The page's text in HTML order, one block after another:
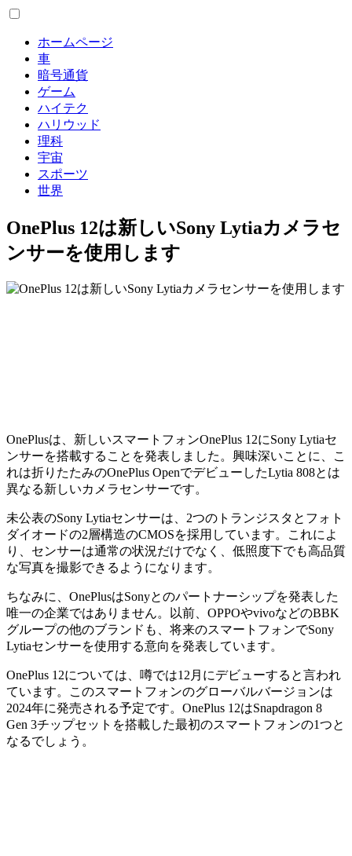
ホームページ
車
暗号通貨
ゲーム
ハイテク
ハリウッド
理科
宇宙
スポーツ
世界
OnePlus 12は新しいSony Lytiaカメラセ
ンサーを使用します
OnePlusは、新しいスマートフォンOnePlus 12にSony Lytiaセ
ンサーを搭載することを発表しました。興味深いことに、こ
れは折りたたみのOnePlus OpenでデビューしたLytia 808とは
異なる新しいカメラセンサーです。
未公表のSony Lytiaセンサーは、2つのトランジスタとフォト
ダイオードの2層構造のCMOSを採用しています。これによ
り、センサーは通常の状況だけでなく、低照度下でも高品質
な写真を撮影できるようになります。
ちなみに、OnePlusはSonyとのパートナーシップを発表した
唯一の企業ではありません。以前、OPPOやvivoなどのBBK
グループの他のブランドも、将来のスマートフォンでSony
Lytiaセンサーを使用する意向を発表しています。
OnePlus 12については、噂では12月にデビューすると言われ
ています。このスマートフォンのグローバルバージョンは
2024年に発売される予定です。OnePlus 12はSnapdragon 8
Gen 3チップセットを搭載した最初のスマートフォンの1つと
なるでしょう。